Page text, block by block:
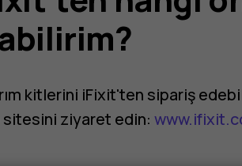
kitlerini iFixit'ten sipariş
sitesini ziyaret edin: